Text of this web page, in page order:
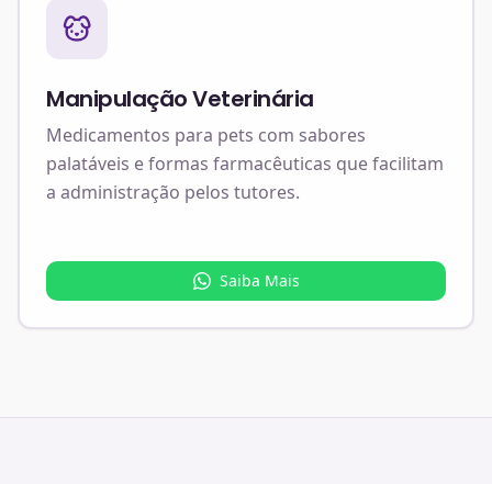
Manipulação Veterinária
Medicamentos para pets com sabores
palatáveis e formas farmacêuticas que facilitam
a administração pelos tutores.
Saiba Mais